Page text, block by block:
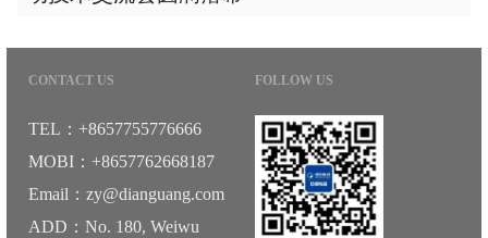
CONTACT US
TEL：+8657755776666
MOBI：+8657762668187
Email：zy@dianguang.com
ADD：No. 180, Weiwu
FOLLOW US